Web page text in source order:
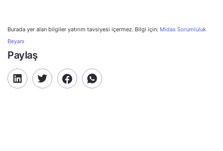
Burada yer alan bilgiler yatırım tavsiyesi içermez. Bilgi için: Midas Sorumluluk
Beyanı
Paylaş